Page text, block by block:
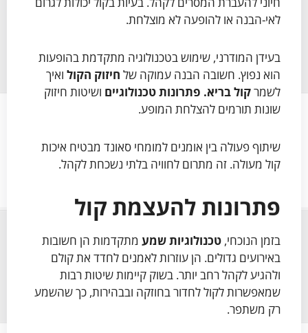
לאי-הבנה או להופעה לא מוצלחת.
בעידן המודרני, שימוש בטכנולוגיה מתקדמת בהופעות
הוא נפוץ. חשובה הבנה עמוקה של חיזוק הקול ואיך
לשמרקול בריא. פתרונות טכנולוגיים ושיטות חיזוק
שונות תורמים להצלחת המופע.
שיתוף פעולה בין אומנים למומחי סאונד מבטיח איכות
קול מעולה. זה מתרום לחוויה בלתי נשכחת לקהל.
פתרונות להעצמת קול
בזמן הנוכחי, טכנולוגיות שמע מתקדמות הן חשובות
באירועים גדולים. הן עוזרות לאמנים לחדד את קולם
ולהגיע לקהל רחב יותר. בשוק קיימות שיטות רבות
שמאפשרות לקול לחדור בחוזקה ובבהירות, כך שהשמע
רק משתפר.